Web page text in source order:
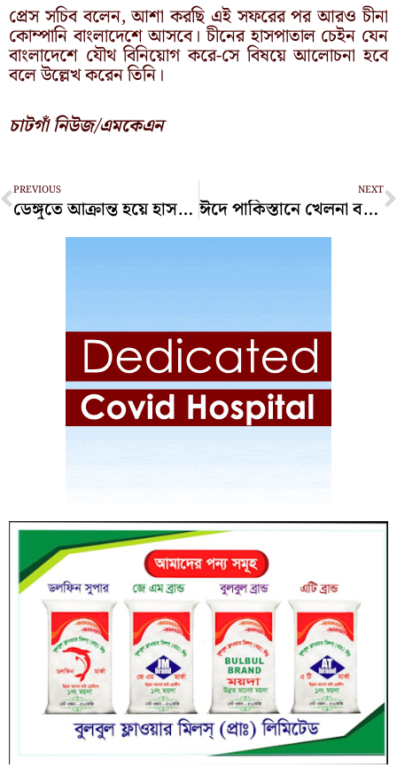
প্রেস সচিব বলেন, আশা করছি এই সফরের পর আরও চীনা
কোম্পানি বাংলাদেশে আসবে। চীনের হাসপাতাল চেইন যেন
বাংলাদেশে যৌথ বিনিয়োগ করে-সে বিষয়ে আলোচনা হবে
বলে উল্লেখ করেন তিনি।
চাটগাঁ নিউজ/এমকেএন
Prev
PREVIOUS
ডেঙ্গুতে আক্রান্ত হয়ে হাসপাতালে ভর্তি ২২
NEXT
ঈদে পাকিস্তানে খেলনা বন্দুক ও আতশবাজির ওপর নিষেধাজ্ঞা